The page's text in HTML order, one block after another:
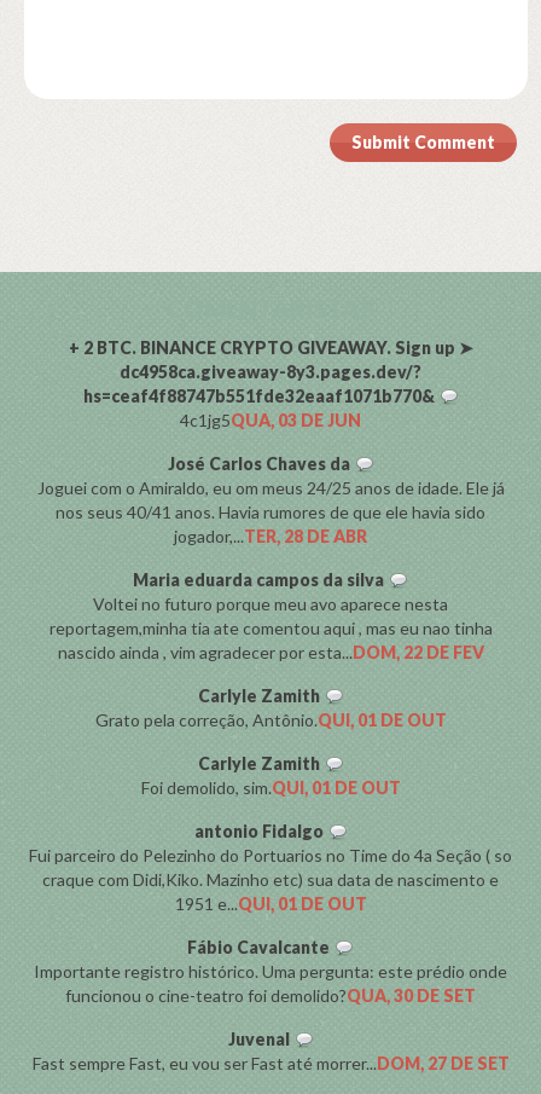
Submit Comment
+ 2 BTC. BINANCE CRYPTO GIVEAWAY. Sign up ➤
dc4958ca.giveaway-8y3.pages.dev/?
hs=ceaf4f88747b551fde32eaaf1071b770&
4c1jg5QUA, 03 DE JUN
José Carlos Chaves da
Joguei com o Amiraldo, eu om meus 24/25 anos de idade. Ele já
nos seus 40/41 anos. Havia rumores de que ele havia sido
jogador,...TER, 28 DE ABR
Maria eduarda campos da silva
Voltei no futuro porque meu avo aparece nesta
reportagem,minha tia ate comentou aqui , mas eu nao tinha
nascido ainda , vim agradecer por esta...DOM, 22 DE FEV
Carlyle Zamith
Grato pela correção, Antônio.QUI, 01 DE OUT
Carlyle Zamith
Foi demolido, sim.QUI, 01 DE OUT
antonio Fidalgo
Fui parceiro do Pelezinho do Portuarios no Time do 4a Seção ( so
craque com Didi,Kiko. Mazinho etc) sua data de nascimento e
1951 e...QUI, 01 DE OUT
Fábio Cavalcante
Importante registro histórico. Uma pergunta: este prédio onde
funcionou o cine-teatro foi demolido?QUA, 30 DE SET
Juvenal
Fast sempre Fast, eu vou ser Fast até morrer...DOM, 27 DE SET